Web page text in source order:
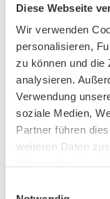
Diese Webseite
Wir verwenden
personalisieren,
zu können und die
analysieren.
Verwendung
soziale Medien,
Partner führen
weiteren Daten
DEE• 17 MIN •
HIIT CARDIO
Mittel